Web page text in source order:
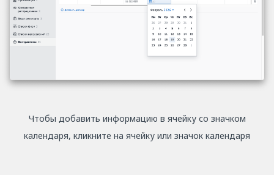
Чтобы добавить информацию в ячейку со значком
календаря, кликните на ячейку или значок календаря